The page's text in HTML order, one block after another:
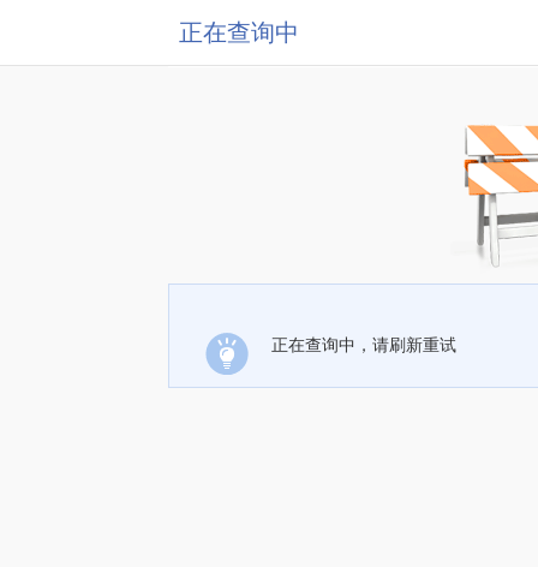
正在查询中
正在查询中，请刷新重试